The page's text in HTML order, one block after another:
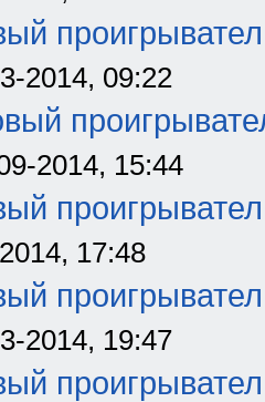
2014, 09:22
2014, 15:44
17:48
2014, 19:47